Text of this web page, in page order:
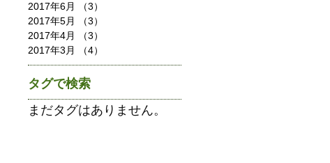
2017年6月
（3）
2017年5月
（3）
2017年4月
（3）
2017年3月
（4）
タグで検索
まだタグはありません。